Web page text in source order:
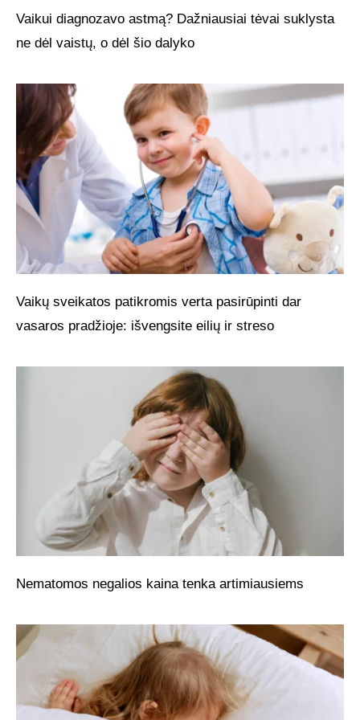
Vaikui diagnozavo astmą? Dažniausiai tėvai suklysta
ne dėl vaistų, o dėl šio dalyko
Vaikų sveikatos patikromis verta pasirūpinti dar
vasaros pradžioje: išvengsite eilių ir streso
Nematomos negalios kaina tenka artimiausiems